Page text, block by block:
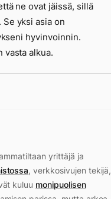
ne ovat jäissä, sillä
yksi asia on
hyvinvoinnin.
vasta alkua.
yrittäjä ja
, verkkosivujen tekijä,
kuluu monipuolisen